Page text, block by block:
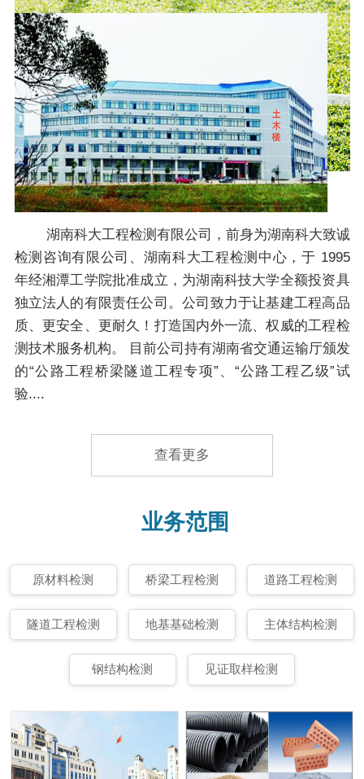
湖南科大工程检测有限公司，前身为湖南科大致诚
检测咨询有限公司、湖南科大工程检测中心，于 1995
年经湘潭工学院批准成立，为湖南科技大学全额投资具
独立法人的有限责任公司。公司致力于让基建工程高品
质、更安全、更耐久！打造国内外一流、权威的工程检
测技术服务机构。 目前公司持有湖南省交通运输厅颁发
的“公路工程桥梁隧道工程专项”、“公路工程乙级”试
验....
查看更多
业务范围
原材料检测 桥梁工程检测 道路工程检测
隧道工程检测 地基基础检测 主体结构检测
钢结构检测 见证取样检测